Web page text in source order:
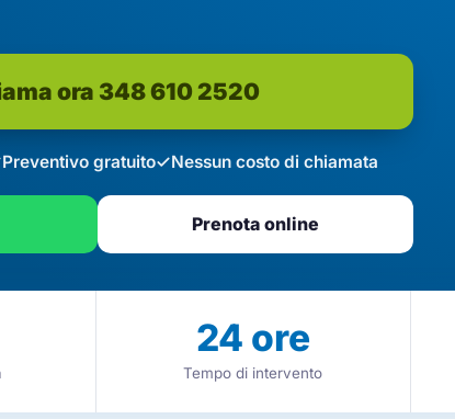
ora 348 610 2520
Preventivo gratuito Nessun costo di chiamata
Prenota online
24 ore
Tempo di intervento